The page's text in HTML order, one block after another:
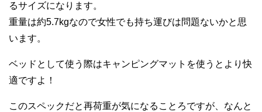
るサイズになります。
重量は約5.7kgなので女性でも持ち運びは問題ないかと思
います。
ベッドとして使う際はキャンピングマットを使うとより快
適ですよ！
このスペックだと再荷重が気になることろですが、なんと